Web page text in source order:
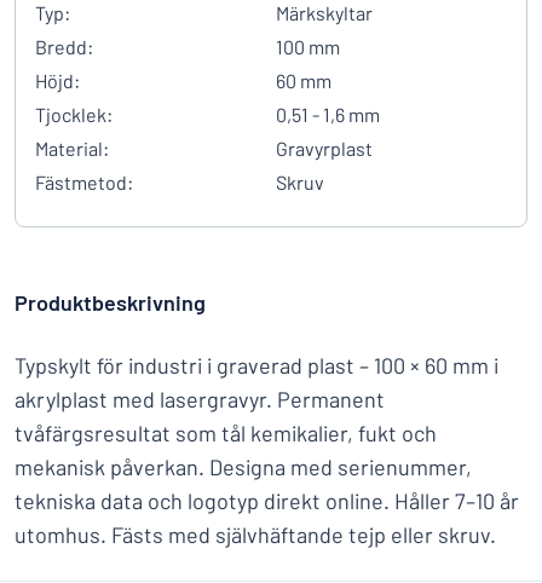
Typ:
Märkskyltar
Bredd:
100 mm
Höjd:
60 mm
Tjocklek:
0,51 - 1,6 mm
Material:
Gravyrplast
Fästmetod:
Skruv
Produktbeskrivning
Typskylt för industri i graverad plast – 100 × 60 mm i
akrylplast med lasergravyr. Permanent
tvåfärgsresultat som tål kemikalier, fukt och
mekanisk påverkan. Designa med serienummer,
tekniska data och logotyp direkt online. Håller 7–10 år
utomhus. Fästs med självhäftande tejp eller skruv.